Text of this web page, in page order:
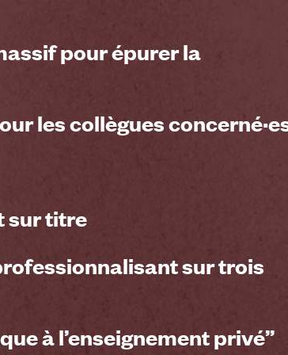
pour épurer la
les collègues
sur titre
sur trois
à l’enseignement privé